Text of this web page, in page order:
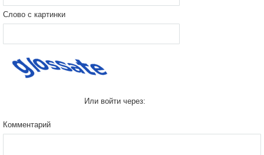
Слово с картинки
Или войти через:
Комментарий